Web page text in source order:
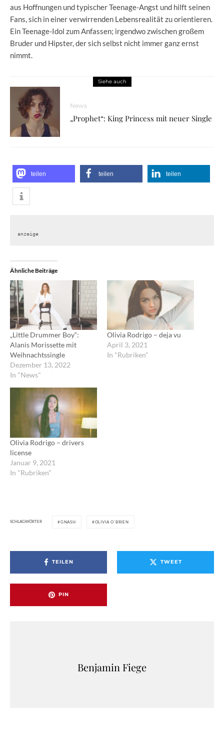
aus Hoffnungen und typischer Teenage-Angst und hilft seinen
Fans, sich in einer verwirrenden Lebensrealität zu orientieren.
Ein Teenage-Idol zum Anfassen; irgendwo zwischen großem
Bruder und Hipster, der sich selbst nicht immer ganz ernst
nimmt.
Siehe auch
News
„Prophet“: King Princess mit neuer Single
teilen teilen teilen
anzeige
Ähnliche Beiträge
„Little Drummer Boy“:
Alanis Morissette mit
Weihnachtssingle
Dezember 13, 2022
In "News"
Olivia Rodrigo – deja vu
April 3, 2021
In "Rubriken"
Olivia Rodrigo – drivers
license
Januar 9, 2021
In "Rubriken"
SCHLAGWÖRTER GNASH OLIVIA O`BRIEN
TEILEN TWEET
PIN
Benjamin Fiege